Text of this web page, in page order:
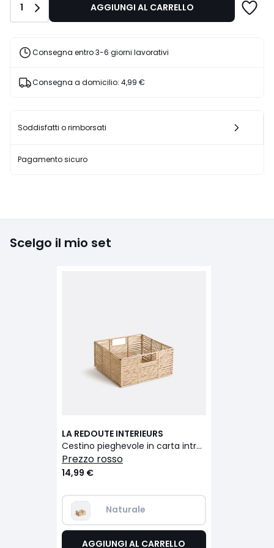
25%
sconto
applicato.
Quantità
1 AGGIUNGI AL CARRELLO
Consegna entro 3-6 giorni lavorativi
Consegna a domicilio: 4,99 €
Soddisfatti o rimborsati
Pagamento sicuro
Scelgo il mio set
LA REDOUTE INTERIEURS
Cestino pieghevole in carta intrecciata, Lahjar
prezzo rosso
14,99 €
Naturale
AGGIUNGI AL CARRELLO